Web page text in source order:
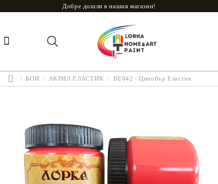
Добре дошли в нашия магазин!
БОИ АКРИЛ ЕЛАСТИК ВЕ042 - Цинобър Еластик